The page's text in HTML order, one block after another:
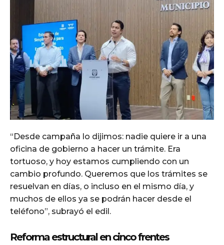
“Desde campaña lo dijimos: nadie quiere ir a una
oficina de gobierno a hacer un trámite. Era
tortuoso, y hoy estamos cumpliendo con un
cambio profundo. Queremos que los trámites se
resuelvan en días, o incluso en el mismo día, y
muchos de ellos ya se podrán hacer desde el
teléfono”, subrayó el edil.
Reforma estructural en cinco frentes